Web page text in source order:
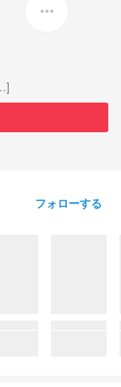
more_horiz
フォローする